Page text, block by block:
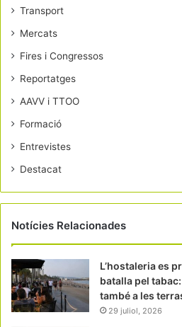
Transport
Mercats
Fires i Congressos
Reportatges
AAVV i TTOO
Formació
Entrevistes
Destacat
Notícies Relacionades
L’hostaleria es
batalla pel
també a les
29 juliol, 2026